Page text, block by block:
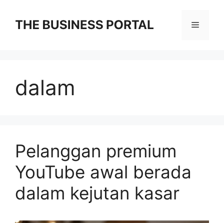
content
Menu
dalam
Pelanggan premium
YouTube awal berada
dalam kejutan kasar